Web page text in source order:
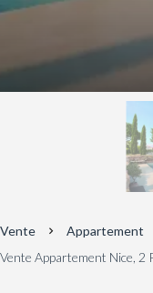
Vente
Appartement
Vente Appartement Nice, 2